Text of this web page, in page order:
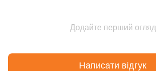
Додайте перший огляд
Написати відгук